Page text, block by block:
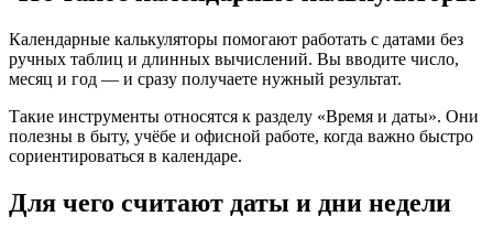
Календарные калькуляторы помогают работать с датами без
ручных таблиц и длинных вычислений. Вы вводите число,
месяц и год — и сразу получаете нужный результат.
Такие инструменты относятся к разделу «Время и даты». Они
полезны в быту, учёбе и офисной работе, когда важно быстро
сориентироваться в календаре.
Для чего считают даты и дни недели